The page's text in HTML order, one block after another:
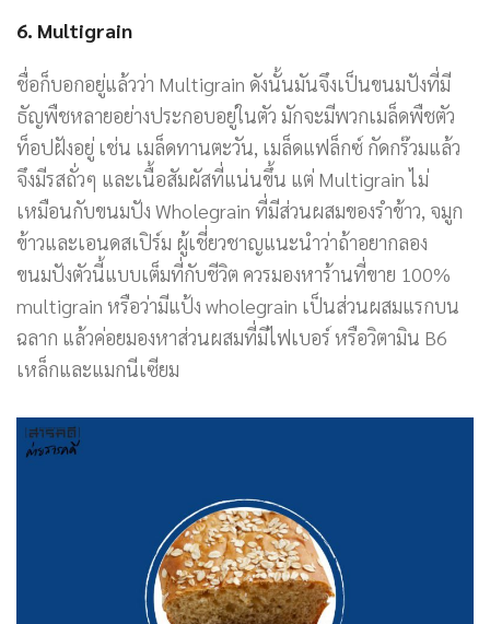
6. Multigrain
ชื่อก็บอกอยู่แล้วว่า Multigrain ดังนั้นมันจึงเป็นขนมปังที่มี
ธัญพืชหลายอย่างประกอบอยู่ในตัว มักจะมีพวกเมล็ดพืชตัว
ท็อปฝังอยู่ เช่น เมล็ดทานตะวัน, เมล็ดแฟล็กซ์ กัดกร๊วมแล้ว
จึงมีรสถั่วๆ และเนื้อสัมผัสที่แน่นขึ้น แต่ Multigrain ไม่
เหมือนกับขนมปัง Wholegrain ที่มีส่วนผสมของรำข้าว, จมูก
ข้าวและเอนดสเปิร์ม ผู้เชี่ยวชาญแนะนำว่าถ้าอยากลอง
ขนมปังตัวนี้แบบเต็มที่กับชีวิต ควรมองหาร้านที่ขาย 100%
multigrain หรือว่ามีแป้ง wholegrain เป็นส่วนผสมแรกบน
ฉลาก แล้วค่อยมองหาส่วนผสมที่มีไฟเบอร์ หรือวิตามิน B6
เหล็กและแมกนีเซียม